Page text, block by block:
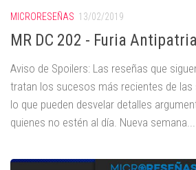
MICRORESEÑAS 13/02/2019
MR DC 202 - Furia
Aviso de Spoilers: Las reseñas que
tratan los sucesos más recientes de las
lo que pueden desvelar detalles
quienes no estén al día. Nueva semana...